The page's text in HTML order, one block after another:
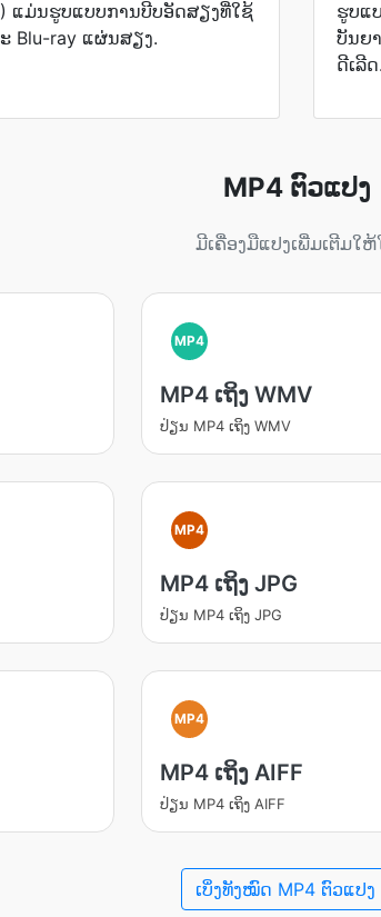
ແມ່ນຮູບແບບການບີບອັດສຽງທີ່ໃຊ້
Blu-ray ແຜ່ນສຽງ.
ຮູບແ
ບັນຍ
ດີເລີດ.
MP4 ຕົວແປງ
ມີເຄື່ອງມືແປງເພີ່ມເຕີມໃຫ້
MP4
MP4 ເຖິງ WMV
ປ່ຽນ​ MP4 ເຖິງ WMV
MP4
MP4 ເຖິງ JPG
ປ່ຽນ​ MP4 ເຖິງ JPG
MP4
MP4 ເຖິງ AIFF
ປ່ຽນ​ MP4 ເຖິງ AIFF
ເບິ່ງທັງໝົດ MP4 ຕົວແປ